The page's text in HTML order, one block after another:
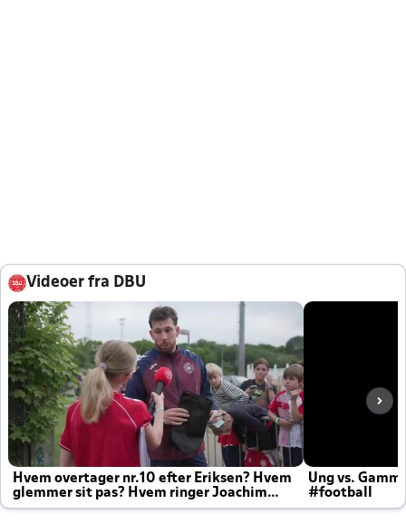
Videoer fra DBU
Hvem overtager nr.10 efter Eriksen? Hvem
glemmer sit pas? Hvem ringer Joachim
altid til efter kampe?
Ung vs.
#football